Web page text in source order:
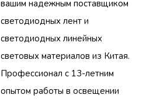
вашим надежным поставщиком
светодиодных лент и
светодиодных линейных
световых материалов из Китая.
Профессионал с 13-летним
опытом работы в освещении